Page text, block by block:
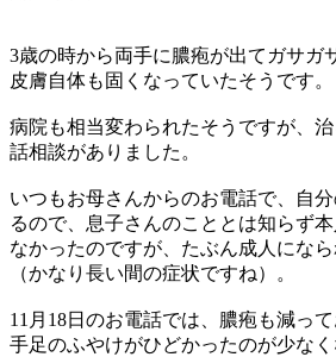
3歳の時から両手に膿疱が出てガサガ
皮膚自体も固くなっていたそうです。
病院も相当変わられたそうですが、
話相談がありました。
いつもお母さんからのお電話で、自
るので、息子さんのこととは知らず
なかったのですが、たぶん成人にな
（かなり長い間の症状ですね）。
11月18日のお電話では、膿疱も減っ
手足のふやけがひどかったのが少なく